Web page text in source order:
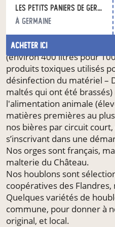
Les petits paniers de Germaine
à Germaine
acheter ici
Nos bières ne sont pas bio,
respectant naturellement
– Eau de refroidissement
prochains brassins, ou
(environ 400 litres pour
produits toxiques utilisés
désinfection du matériel –
maltés qui ont été
l'alimentation animale
matières premières au
nos bières par circuit
s’inscrivant dans une
Nos orges sont français,
malterie du Château.
Nos houblons sont
coopératives des Flandres,
Quelques variétés de
commune, pour donner à
original, et local.